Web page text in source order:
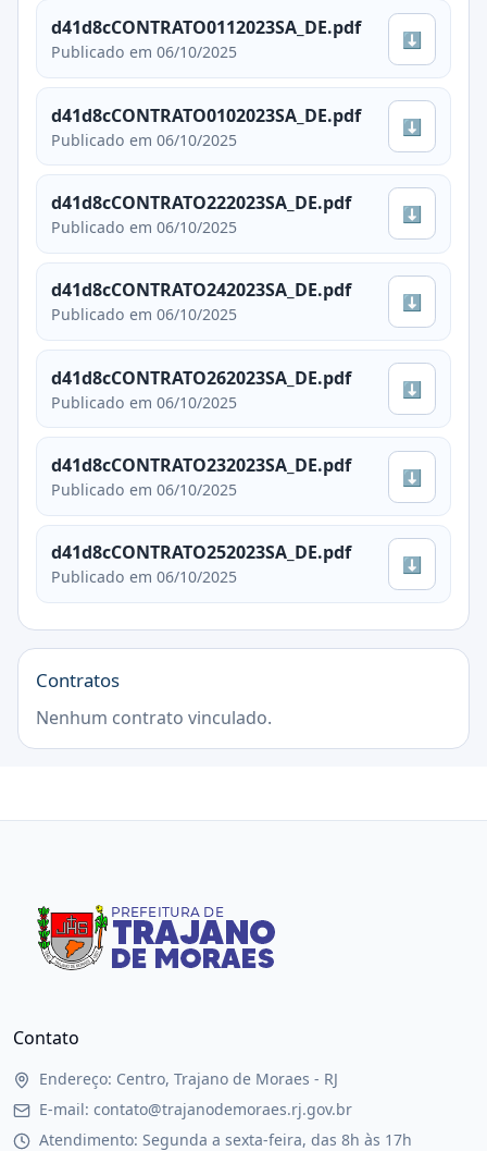
d41d8cCONTRATO0112023SA_DE.pdf
Publicado em 06/10/2025
⬇
d41d8cCONTRATO0102023SA_DE.pdf
Publicado em 06/10/2025
⬇
d41d8cCONTRATO222023SA_DE.pdf
Publicado em 06/10/2025
⬇
d41d8cCONTRATO242023SA_DE.pdf
Publicado em 06/10/2025
⬇
d41d8cCONTRATO262023SA_DE.pdf
Publicado em 06/10/2025
⬇
d41d8cCONTRATO232023SA_DE.pdf
Publicado em 06/10/2025
⬇
d41d8cCONTRATO252023SA_DE.pdf
Publicado em 06/10/2025
⬇
Contratos
Nenhum contrato vinculado.
Contato
Endereço: Centro, Trajano de Moraes - RJ
E-mail: contato@trajanodemoraes.rj.gov.br
Atendimento: Segunda a sexta-feira, das 8h às 17h